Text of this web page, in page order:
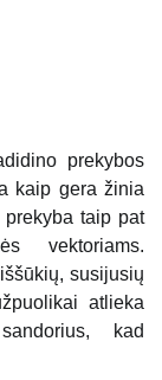
prekybos
kaip gera žinia
taip pat
vektoriams.
susijusių
atlieka
kad